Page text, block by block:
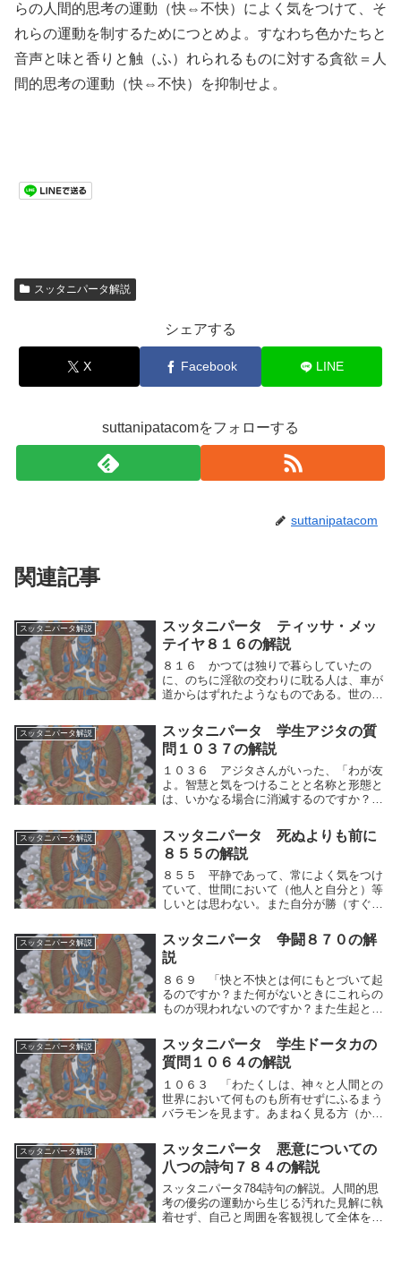
らの人間的思考の運動（快⇔不快）によく気をつけて、そ
れらの運動を制するためにつとめよ。すなわち色かたちと
音声と味と香りと触（ふ）れられるものに対する貪欲＝人
間的思考の運動（快⇔不快）を抑制せよ。
スッタニパータ解説
シェアする
X Facebook LINE
suttanipatacomをフォローする
suttanipatacom
関連記事
スッタニパータ解説
スッタニパータ ティッサ・メッ
テイヤ８１６の解説
８１６ かつては独りで暮らしていたの
に、のちに淫欲の交わりに耽る人は、車が
道からはずれたようなものである。世の
夫』と呼ぶ。かつては自らの人間的思考の
運動（快⇔不快）を制し、独りで暮らして
いたのに、のちに...
スッタニパータ解説
スッタニパータ 学生アジタの質
問１０３７の解説
１０３６ アジタさんがいった、「わが友
よ。智慧と気をつけることと名称と形態と
は、いかなる場合に消滅するのですか？お
てください。」１０３７ 「アジタよ。そ
なたが質問したことを、わたしはそなたに
語ろう。識別...
スッタニパータ解説
スッタニパータ 死ぬよりも前に
８５５の解説
８５５ 平静であって、常によく気をつけ
ていて、世間において（他人と自分と）等
しいとは思わない。また自分が勝（すぐ）
っているとも思わない。かれには煩悩（ぼ
んのう）の燃え盛（さか）ることがない。
自らの人間的...
スッタニパータ解説
スッタニパータ 争闘８７０の解
説
８６９ 「快と不快とは何にもとづいて起
るのですか？また何がないときにこれらの
ものが現われないのですか？また生起と消
なっているものを、われに語ってくださ
い。」８７０ 「快と不快とは、感官によ
る接触にもとづ...
スッタニパータ解説
スッタニパータ 学生ドータカの
質問１０６４の解説
１０６３ 「わたくしは、神々と人間との
世界において何ものも所有せずにふるまう
バラモンを見ます。あまねく見る方（か
す。シャカ族の方（かた）よ。わたくしを
諸々の疑惑から解き放ちたまえ。」１０６
４ 「ドータカ...
スッタニパータ解説
スッタニパータ 悪意についての
八つの詩句７８４の解説
スッタニパータ784詩句の解説。人間的思
考の優劣の運動から生じる汚れた見解に執
着せず、自己と周囲を客観視して全体を観